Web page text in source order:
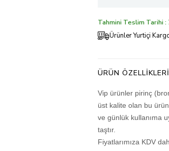
Tahmini Teslim Tarihi
Ürünler Yurtiçi
ÜRÜN ÖZELLIKLERI
Vip ürünler pirinç
üst kalite olan bu
ve günlük kullanıma
taştır.
Fiyatlarımıza KDV